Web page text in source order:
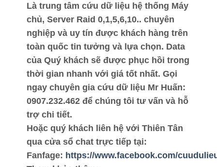
Là trung tâm cứu dữ liệu hệ thống Máy
chủ, Server Raid 0,1,5,6,10.. chuyên
nghiệp và uy tín được khách hàng trên
toàn quốc tin tưởng và lựa chọn. Data
của Quý khách sẽ được phục hồi trong
thời gian nhanh với giá tốt nhất. Gọi
ngay chuyên gia cứu dữ liệu Mr Huấn:
0907.232.462 để chúng tôi tư vấn và hỗ
trợ chi tiết.
Hoặc quý khách liên hệ với Thiên Tân
qua cửa sổ chat trực tiếp tại:
Fanfage: https://www.facebook.com/